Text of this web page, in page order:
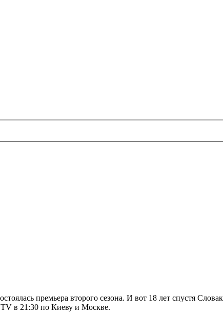
премьера второго сезона. И вот 18 лет спустя
TV в 21:30 по Киеву и Москве.